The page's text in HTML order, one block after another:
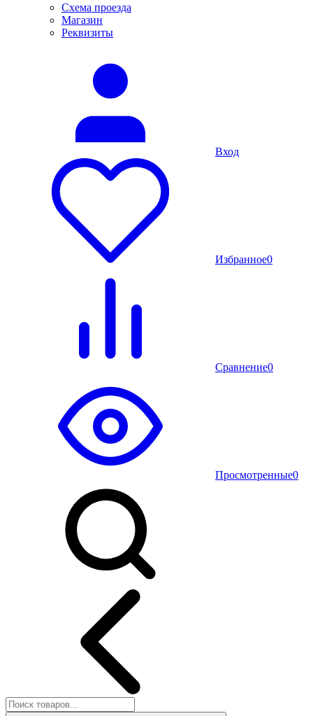
Схема проезда
Магазин
Реквизиты
Вход
Избранное0
Сравнение0
Просмотренные0